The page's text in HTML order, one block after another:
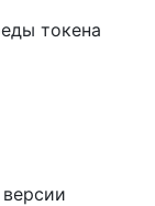
токена